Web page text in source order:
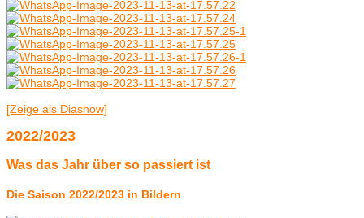
[Zeige als Diashow]
2022/2023
Was das Jahr über so passiert ist
Die Saison 2022/2023 in Bildern